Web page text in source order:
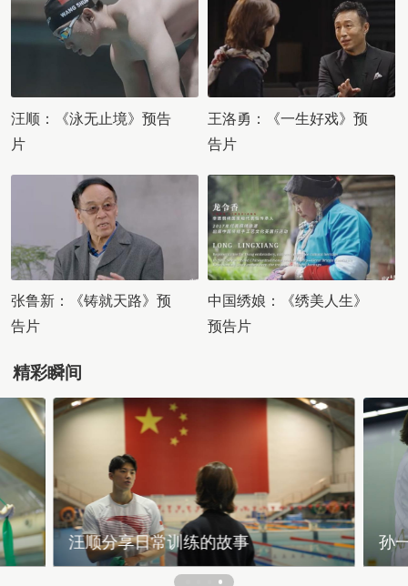
汪顺：《泳无止境》预告
片
王洛勇：《一生好戏》预
告片
张鲁新：《铸就天路》预
告片
中国绣娘：《绣美人生》
预告片
精彩瞬间
孙一文带领秦方体验击剑训练